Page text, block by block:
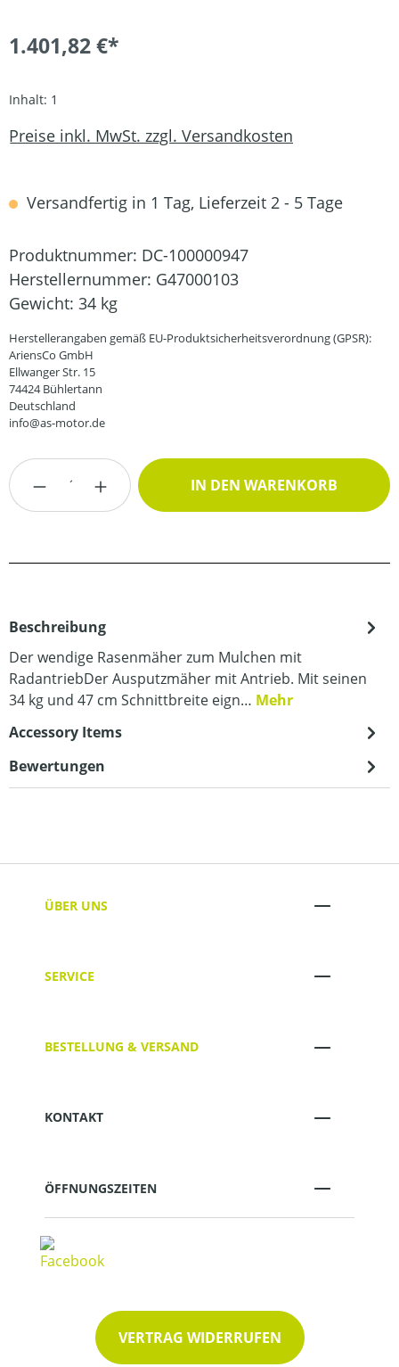
1.401,82 €*
Inhalt: 1
Preise inkl. MwSt. zzgl. Versandkosten
Versandfertig in 1 Tag, Lieferzeit 2 - 5 Tage
Produktnummer: DC-100000947
Herstellernummer: G47000103
Gewicht: 34 kg
Herstellerangaben gemäß EU-Produktsicherheitsverordnung (GPSR):
AriensCo GmbH
Ellwanger Str. 15
74424 Bühlertann
Deutschland
info@as-motor.de
Produkt Anzahl: Gib den gewünschten
IN DEN WARENKORB
Beschreibung
Der wendige Rasenmäher zum Mulchen mit
RadantriebDer Ausputzmäher mit Antrieb. Mit seinen
34 kg und 47 cm Schnittbreite eign… Mehr
Accessory Items
Bewertungen
ÜBER UNS
SERVICE
BESTELLUNG & VERSAND
KONTAKT
ÖFFNUNGSZEITEN
VERTRAG WIDERRUFEN